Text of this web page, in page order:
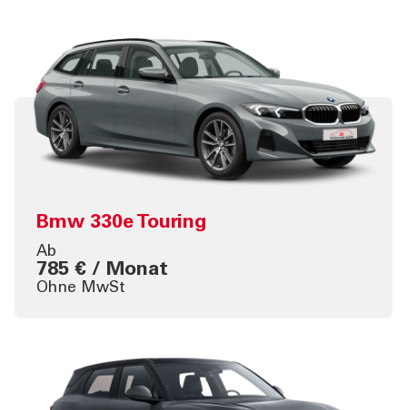
Bmw 330e Touring
Ab
785 € / Monat
Ohne MwSt